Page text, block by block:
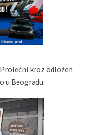
kroz odložen
u Beogradu.